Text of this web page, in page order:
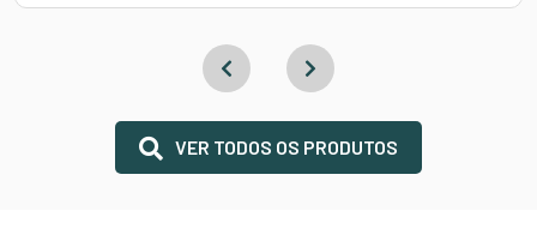
VER TODOS OS PRODUTOS